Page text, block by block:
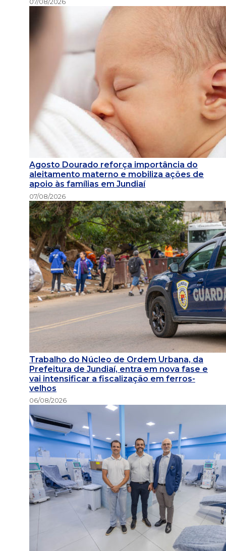
Agosto Dourado reforça importância do
aleitamento materno e mobiliza ações de
apoio às famílias em Jundiaí
07/08/2026
Trabalho do Núcleo de Ordem Urbana, da
Prefeitura de Jundiaí, entra em nova fase e
vai intensificar a fiscalização em ferros-
velhos
06/08/2026